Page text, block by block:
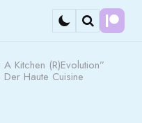
Search
Kitchen (R)Evolution”
Haute Cuisine